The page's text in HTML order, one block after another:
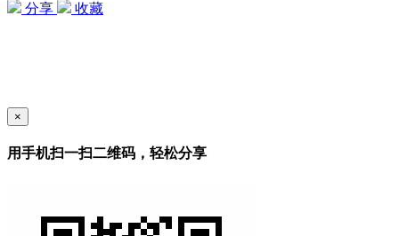
分享 收藏
×
用手机扫一扫二维码，轻松分享